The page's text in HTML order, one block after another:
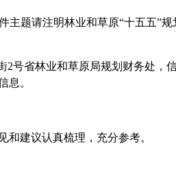
题请注明林业和草原“十五五”
省林业和草原局规划财务处，
息。
建议认真梳理，充分参考。